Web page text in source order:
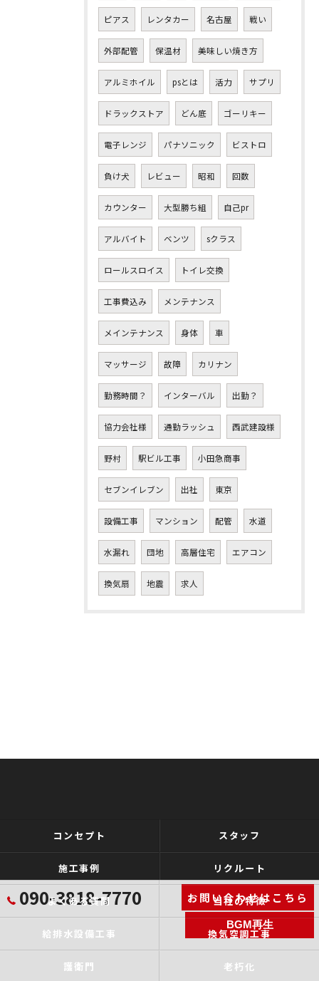
ピアス レンタカー 名古屋 戦い
外部配管 保温材 美味しい焼き方
アルミホイル psとは 活力 サプリ
ドラックストア どん底 ゴーリキー
電子レンジ パナソニック ビストロ
負け犬 レビュー 昭和 回数
カウンター 大型勝ち組 自己pr
アルバイト ベンツ sクラス
ロールスロイス トイレ交換
工事費込み メンテナンス
メインテナンス 身体 車
マッサージ 故障 カリナン
勤務時間？ インターバル 出勤？
協力会社様 通勤ラッシュ 西武建設様
野村 駅ビル工事 小田急商事
セブンイレブン 出社 東京
設備工事 マンション 配管 水道
水漏れ 団地 高層住宅 エアコン
換気扇 地震 求人
090-3818-7770 お問い合わせはこちら
BGM再生
コンセプト スタッフ
施工事例 リクルート
よくある質問 当社の特徴
給排水設備工事 換気空調工事
護衛門 老朽化